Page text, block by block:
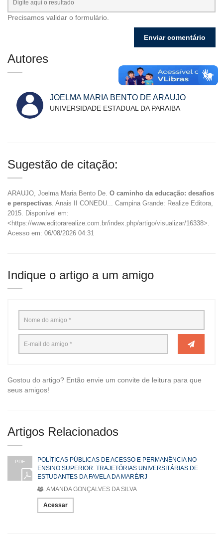
Precisamos validar o formulário.
Autores
JOELMA MARIA BENTO DE ARAUJO
UNIVERSIDADE ESTADUAL DA PARAIBA
Sugestão de citação:
ARAUJO, Joelma Maria Bento De. O caminho da educação: desafios
e perspectivas . Anais II CONEDU... Campina Grande: Realize Editora,
2015. Disponível em:
<https://www.editorarealize.com.br/index.php/artigo/visualizar/16338>.
Acesso em: 06/08/2026 04:31
Indique o artigo a um amigo
Gostou do artigo? Então envie um convite de leitura para que
seus amigos!
Artigos Relacionados
PDF
POLÍTICAS PÚBLICAS DE ACESSO E PERMANÊNCIA NO
ENSINO SUPERIOR: TRAJETÓRIAS UNIVERSITÁRIAS DE
ESTUDANTES DA FAVELA DA MARÉ/RJ
AMANDA GONÇALVES DA SILVA
Acessar